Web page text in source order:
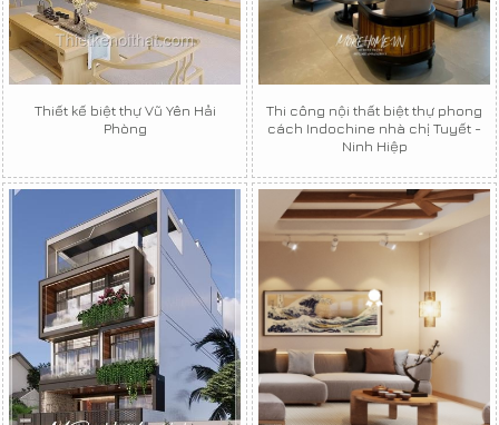
Thiết kế biệt thự Vũ Yên Hải
Phòng
Thi công nội thất biệt thự phong
cách Indochine nhà chị Tuyết -
Ninh Hiệp